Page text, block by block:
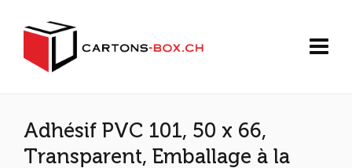
Adhésif PVC 101, 50 x 66,
Transparent, Emballage à la